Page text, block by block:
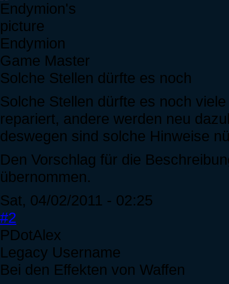
Endymion
Game Master
Solche Stellen dürfte es noch
Solche Stellen dürfte es noch
repariert, andere werden neu
deswegen sind solche Hinweise
Den Vorschlag für die
übernommen.
Sat, 04/02/2011 - 02:25
#2
PDotAlex
Legacy Username
Bei den Effekten von Waffen